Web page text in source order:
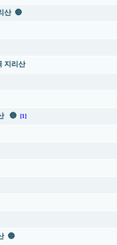
산 🔵
지리산
🔵 [1]
🔵